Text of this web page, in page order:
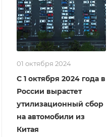
01 октября 2024
С 1 октября 2024 года в
России вырастет
утилизационный сбор
на автомобили из
Китая